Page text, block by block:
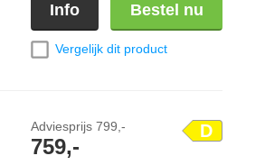
Info Bestel nu
Vergelijk dit product
D
Adviesprijs 799,-
759,-